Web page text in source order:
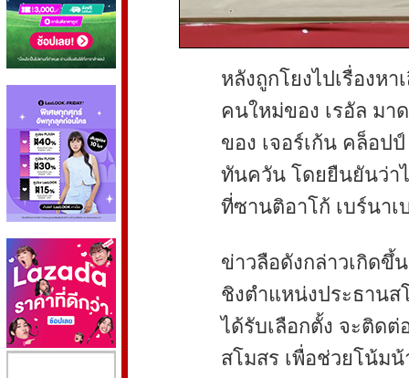
หลังถูกโยงไปเรื่องห
คนใหม่ของ เรอัล มา
ของ เจอร์เก้น คล็อป
ทันควัน โดยยืนยันว่า
ที่ซานติอาโก้ เบร์นาเ
ข่าวลือดังกล่าวเกิดขึ้
ชิงตำแหน่งประธานส
ได้รับเลือกตั้ง จะติด
สโมสร เพื่อช่วยโน้ม